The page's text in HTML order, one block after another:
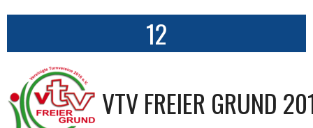
12
VTV FREIER GRUND